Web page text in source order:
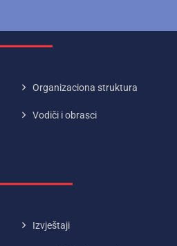
Organizaciona struktura
Vodiči i obrasci
Izvještaji